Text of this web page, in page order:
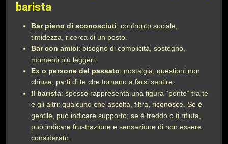
barista
Bar pieno di sconosciuti: confronto sociale,
timidezza, ricerca di un posto.
Bar con amici: bisogno di complicità, sostegno,
momenti più leggeri.
Ex o persone del passato: nostalgia, questioni non
chiuse, parti di te che tornano a farsi sentire.
Il barista: spesso rappresenta una figura “ponte” tra te
e gli altri: qualcuno che ascolta, filtra, riconosce. Se è
gentile, può indicare supporto; se è freddo o ti rifiuta,
può indicare frustrazione e sensazione di non essere
considerato.